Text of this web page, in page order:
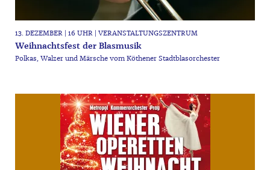
13. DEZEMBER | 16 UHR | VERANSTALTUNGSZENTRUM
Weihnachtsfest der Blasmusik
Polkas, Walzer und Märsche vom Köthener Stadtblasorchester